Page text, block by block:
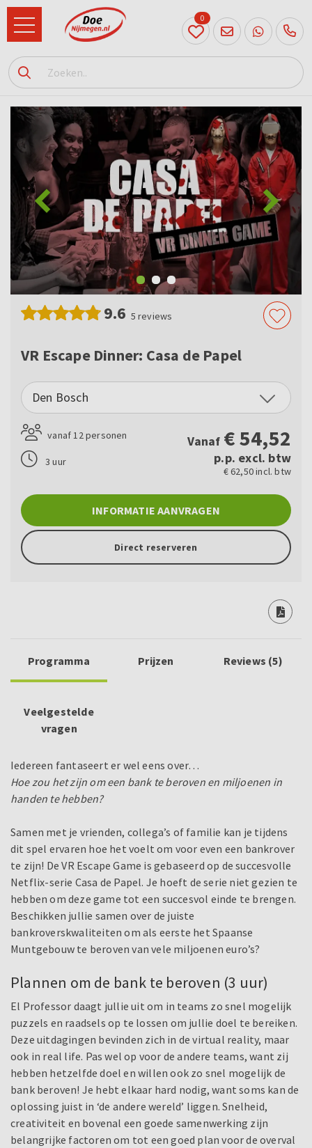
024
204
20 31
0
9.6 5 reviews
VR Escape Dinner: Casa de Papel
Den Bosch
vanaf 12 personen
3 uur
Vanaf €54,52
p.p. excl. btw
€ 62,50 incl. btw
INFORMATIE AANVRAGEN
Direct reserveren
Programma Prijzen Reviews (5)
Veelgestelde
vragen
Iedereen fantaseert er wel eens over…
Hoe zou het zijn om een bank te beroven en miljoenen in
handen te hebben?
Samen met je vrienden, collega’s of familie kan je tijdens
dit spel ervaren hoe het voelt om voor even een bankrover
te zijn! De VR Escape Game is gebaseerd op de succesvolle
Netflix-serie Casa de Papel. Je hoeft de serie niet gezien te
hebben om deze game tot een succesvol einde te brengen.
Beschikken jullie samen over de juiste
bankroverskwaliteiten om als eerste het Spaanse
Muntgebouw te beroven van vele miljoenen euro’s?
Plannen om de bank te beroven (3 uur)
El Professor daagt jullie uit om in teams zo snel mogelijk
puzzels en raadsels op te lossen om jullie doel te bereiken.
Deze uitdagingen bevinden zich in de virtual reality, maar
ook in real life. Pas wel op voor de andere teams, want zij
hebben hetzelfde doel en willen ook zo snel mogelijk de
bank beroven! Je hebt elkaar hard nodig, want soms kan de
oplossing juist in ‘de andere wereld’ liggen. Snelheid,
creativiteit en bovenal een goede samenwerking zijn
belangrijke factoren om tot een goed plan voor de overval